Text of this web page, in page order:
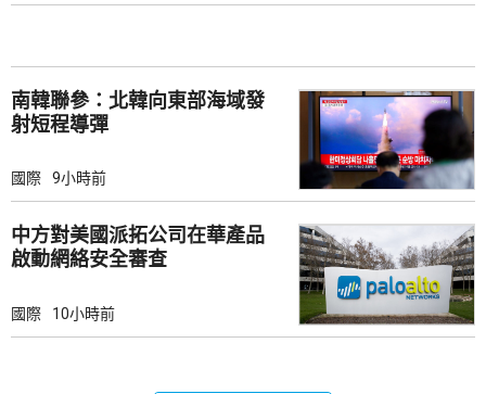
南韓聯參：北韓向東部海域發
射短程導彈
國際 9小時前
中方對美國派拓公司在華產品
啟動網絡安全審查
國際 10小時前